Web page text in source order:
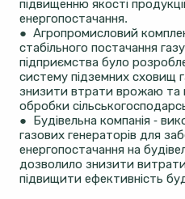
підвищенню якості
енергопостачання.
● Агропромисловий
стабільного постачання
підприємства було
систему підземних сховищ
знизити втрати врожаю та
обробки
● Будівельна компанія -
газових генераторів для
енергопостачання на
дозволило знизити
підвищити ефективність